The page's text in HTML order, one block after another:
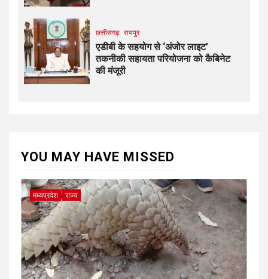
छत्तीसगढ़ रायपुर
एडीबी के सहयोग से ‘अंजोर लाइट’
तकनीकी सहायता परियोजना को कैबिनेट
की मंजूरी
YOU MAY HAVE MISSED
मध्यप्रदेश राज्य